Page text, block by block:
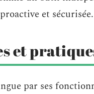
et sécurisée.
et
par ses